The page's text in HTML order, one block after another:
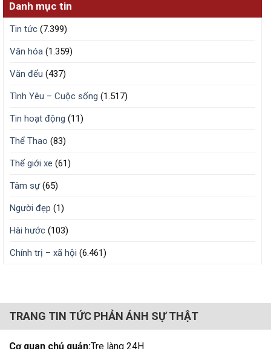
Danh mục tin
Tin tức (7.399)
Văn hóa (1.359)
Văn đểu (437)
Tình Yêu – Cuộc sống (1.517)
Tin hoạt động (11)
Thể Thao (83)
Thế giới xe (61)
Tâm sự(65)
Người đẹp (1)
Hài hước (103)
Chính trị – xã hội (6.461)
TRANG TIN TỨC PHẢN ÁNH SỰ THẬT
Cơ quan chủ quản:Tre làng 24H